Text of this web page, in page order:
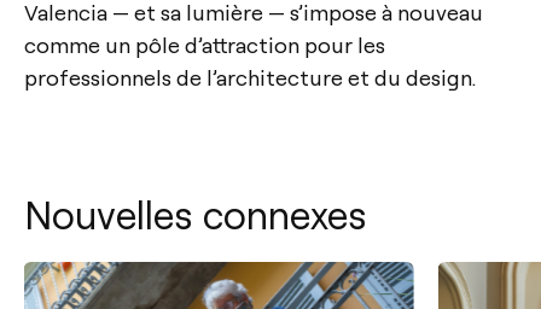
Valencia — et sa lumière — s’impose à nouveau
comme un pôle d’attraction pour les
professionnels de l’architecture et du design.
Nouvelles connexes